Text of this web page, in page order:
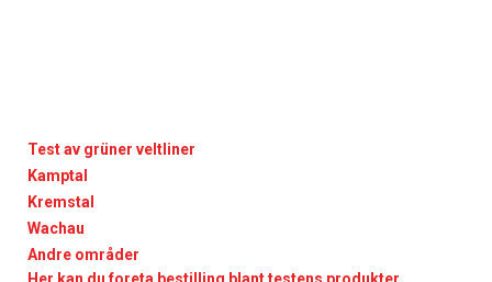
Test av grüner veltliner
Kamptal
Kremstal
Wachau
Andre områder